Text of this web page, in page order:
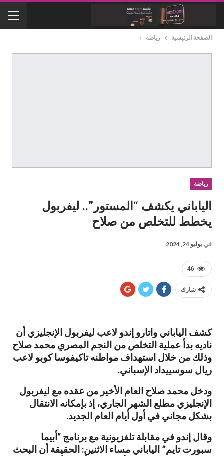
الصفحة الرئيسية رياضة
رياضة
الياباني يكشف “المستور”.. ليفربول
يخطط للتخلص من صلاح
في يوليو 24, 2024
46
شارك
كشف الياباني واتارو إندو لاعب ليفربول الإنجليزي أن
ناديه بدأ عملية التخلص من النجم المصري محمد صلاح
وذلك من خلال استهداف مواطنه تاكيفوسا كوبو لاعب
ريال سوسييداد الإسباني.
ودخل محمد صلاح العام الأخير من عقده مع ليفربول
الإنجليزي مطلع الشهر الجاري، إذ بإمكانه الانتقال
بشكل مجاني في أول أيام العام الجديد.
وقال إندو في مقابلة تلفزيونية مع برنامج “أبيما
سبورت تايم” الياباني مساء الاثنين: الحقيقة أن البحث